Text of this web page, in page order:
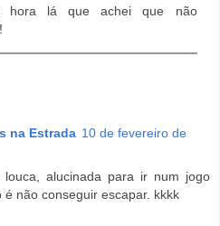
hora lá que achei que não
na Estrada 10 de fevereiro de
alucinada para ir num jogo
não conseguir escapar. kkkk